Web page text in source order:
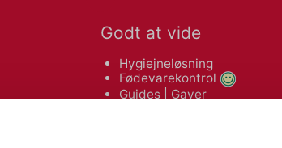
Godt at vide
Hygiejneløsning
Fødevarekontrol
Guides
Gaver